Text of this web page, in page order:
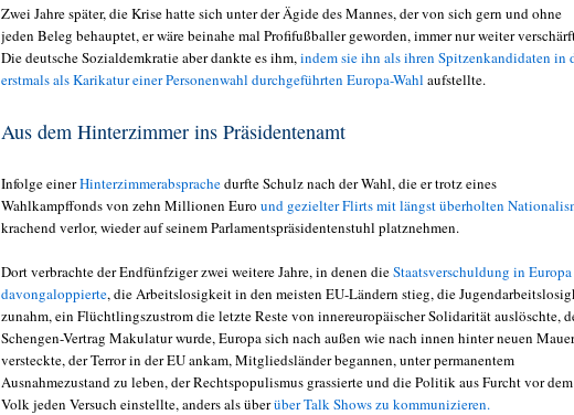
Zwei Jahre später, die Krise hatte sich unter der Ägide des Mannes, der von sich gern und ohne
jeden Beleg behauptet, er wäre beinahe mal Profifußballer geworden, immer nur weiter
Die deutsche Sozialdemkratie aber dankte es ihm,indem sie ihn als ihren Spitzenkandidaten in
erstmals als Karikatur einer Personenwahl durchgeführten Europa-Wahl aufstellte.
Aus dem Hinterzimmer ins Präsidentenamt
Infolge einerHinterzimmerabsprachedurfte Schulz nach der Wahl, die er trotz eines
Wahlkampffonds von zehn Millionen Euro und gezielter Flirts mit längst überholten
krachend verlor, wieder auf seinem Parlamentspräsidentenstuhl platznehmen.
Dort verbrachte der Endfünfziger zwei weitere Jahre, in denen dieStaatsverschuldung in Europa
davongaloppierte, die Arbeitslosigkeit in den meisten EU-Ländern stieg, die
zunahm, ein Flüchtlingszustrom die letzte Reste von innereuropäischer Solidarität auslöschte,
Schengen-Vertrag Makulatur wurde, Europa sich nach außen wie nach innen hinter neuen
versteckte, der Terror in der EU ankam, Mitgliedsländer begannen, unter permanentem
Ausnahmezustand zu leben, der Rechtspopulismus grassierte und die Politik aus Furcht vor dem
Volk jeden Versuch einstellte, anders als überüber Talk Shows zu kommunizieren.